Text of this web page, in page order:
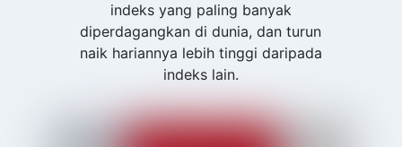
indeks yang paling banyak
diperdagangkan di dunia, dan turun
naik hariannya lebih tinggi daripada
indeks lain.